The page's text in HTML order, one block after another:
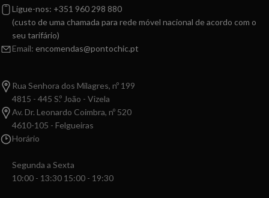
Ligue-nos: +351 960 298 880
(custo de uma chamada para rede móvel nacional de acordo com o
seu tarifário)
Email: encomendas@pontochic.pt
Rua Senhora dos Milagres, nº 199
4815 - 445 S.º João - Vizela
Av. Dr. Leonardo Coimbra, nº 520
4610-105 - Felgueiras
Horário
Segunda a Sexta
10:00 - 13:30 15:00 - 19:30